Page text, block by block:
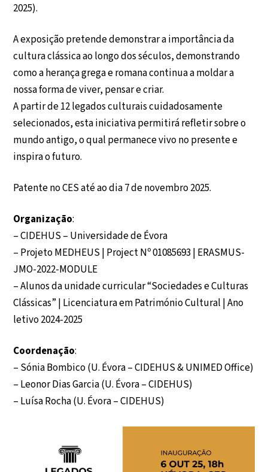
2025).
A exposição pretende demonstrar a importância da
cultura clássica ao longo dos séculos, demonstrando
como a herança grega e romana continua a moldar a
nossa forma de viver, pensar e criar.
A partir de 12 legados culturais cuidadosamente
selecionados, esta iniciativa permitirá refletir sobre o
mundo antigo, o qual permanece vivo no presente e
inspira o futuro.
Patente no CES até ao dia 7 de novembro 2025.
Organização:
– CIDEHUS – Universidade de Évora
– Projeto MEDHEUS | Project Nº 01085693 | ERASMUS-
JMO-2022-MODULE
– Alunos da unidade curricular “Sociedades e Culturas
Clássicas” | Licenciatura em Património Cultural | Ano
letivo 2024-2025
Coordenação:
– Sónia Bombico (U. Évora – CIDEHUS & UNIMED Office)
– Leonor Dias Garcia (U. Évora – CIDEHUS)
– Luísa Rocha (U. Évora – CIDEHUS)